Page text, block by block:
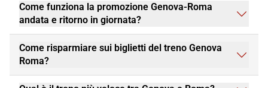
Come funziona la promozione Genova-Roma
andata e ritorno in giornata?
Come risparmiare sui biglietti del treno Genova
Roma?